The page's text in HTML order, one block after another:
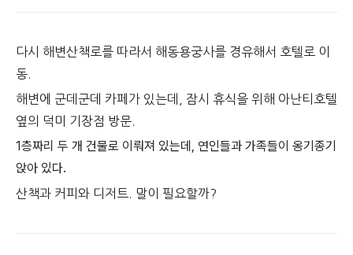
다시 해변산책로를 따라서 해동용궁사를 경유해서 호텔로 이
동.
해변에 군데군데 카페가 있는데, 잠시 휴식을 위해 아난티호텔
옆의 덕미 기장점 방문.
1층짜리 두 개 건물로 이뤄져 있는데, 연인들과 가족들이 옹기종기
앉아 있다.
산책과 커피와 디저트. 말이 필요할까?